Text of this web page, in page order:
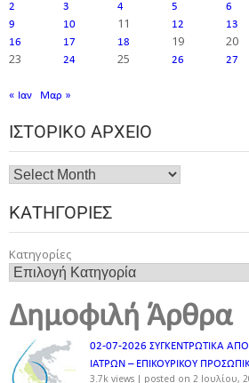
2 3 4 5 6
9 10 11 12 13
16 17 18 19 20
23
24 25 26 27
« Ιαν Μαρ »
ΙΣΤΟΡΙΚΌ ΑΡΧΕΊΟ
ΚΑΤΗΓΟΡΊΕΣ
Κατηγορίες
Δημοφιλή Άρθρα
02-07-2026 ΣΥΓΚΕΝΤΡΩΤΙΚΑ
ΙΑΤΡΩΝ – ΕΠΙΚΟΥΡΙΚΟΥ
3.7k views | posted on 2 Ιουλίου,